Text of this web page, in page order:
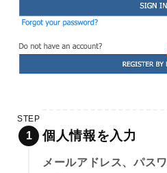
STEP
個人情報を入力
メールアドレス、パス